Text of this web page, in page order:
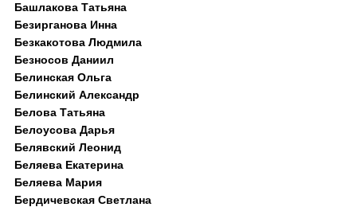
Башлакова Татьяна
Безирганова Инна
Безкакотова Людмила
Безносов Даниил
Белинская Ольга
Белинский Александр
Белова Татьяна
Белоусова Дарья
Белявский Леонид
Беляева Екатерина
Беляева Мария
Бердичевская Светлана